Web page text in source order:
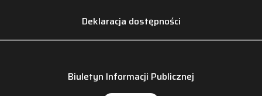
Deklaracja dostępności
Biuletyn Informacji Publicznej